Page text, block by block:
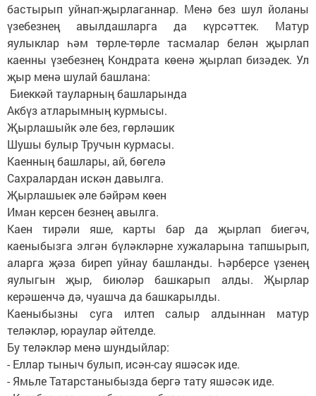
бастырып уйнап-җырлаганнар. Менә без шул йоланы
үзебезнең авылдашларга да күрсәттек. Матур
яулыклар һәм төрле-төрле тасмалар белән җырлап
каенны үзебезнең Кондрата көенә җырлап бизәдек. Ул
җыр менә шулай башлана:
Биеккәй тауларның башларында
Акбүз атларымның курмысы.
Җырлашыйк әле без, гөрләшик
Шушы булыр Тручын курмасы.
Каенның башлары, ай, бөгелә
Сахралардан искән давылга.
Җырлашыек әле бәйрәм көен
Иман керсен безнең авылга.
Каен тирәли яше, карты бар да җырлап биегәч,
каеныбызга элгән бүләкләрне хужаларына тапшырып,
аларга җәза биреп уйнау башланды. Һәрберсе үзенең
яулыгын җыр, биюләр башкарып алды. Җырлар
керәшенчә дә, чуашча да башкарылды.
Каеныбызны суга илтеп салыр алдыннан матур
теләкләр, юраулар әйтелде.
Бу теләкләр менә шундыйлар:
- Еллар тыныч булып, исән-сау яшәсәк иде.
- Ямьле Татарстаныбызда бергә тату яшәсәк иде.